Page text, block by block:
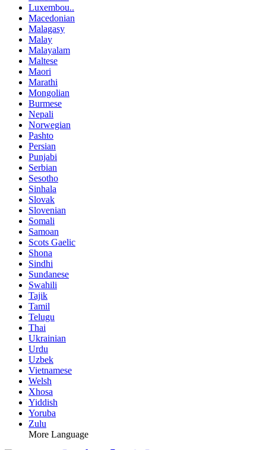
Luxembou..
Macedonian
Malagasy
Malay
Malayalam
Maltese
Maori
Marathi
Mongolian
Burmese
Nepali
Norwegian
Pashto
Persian
Punjabi
Serbian
Sesotho
Sinhala
Slovak
Slovenian
Somali
Samoan
Scots Gaelic
Shona
Sindhi
Sundanese
Swahili
Tajik
Tamil
Telugu
Thai
Ukrainian
Urdu
Uzbek
Vietnamese
Welsh
Xhosa
Yiddish
Yoruba
Zulu
More Language